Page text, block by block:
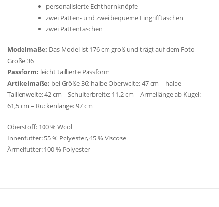
personalisierte Echthornknöpfe
zwei Patten- und zwei bequeme Eingrifftaschen
zwei Pattentaschen
Modelmaße: Das Model ist 176 cm groß und trägt auf dem Foto
Größe 36
Passform: leicht taillierte Passform
Artikelmaße: bei Größe 36: halbe Oberweite: 47 cm – halbe
Taillenweite: 42 cm – Schulterbreite: 11,2 cm – Ärmellänge ab Kugel:
61,5 cm – Rückenlänge: 97 cm
Oberstoff: 100 % Wool
Innenfutter: 55 % Polyester, 45 % Viscose
Ärmelfutter: 100 % Polyester